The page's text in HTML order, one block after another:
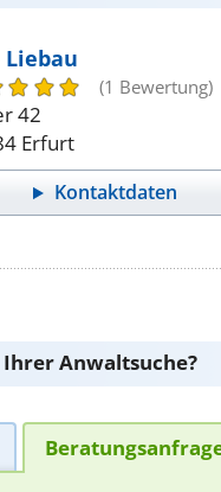
Liebau
(1 Bewertung)
42
Erfurt
Kontaktdaten
Anwaltsuche?